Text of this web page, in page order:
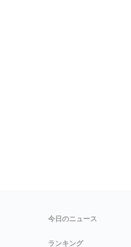
今日のニュース
ランキング